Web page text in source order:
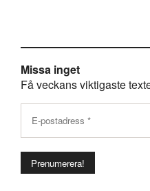
Missa inget
Få veckans viktigaste